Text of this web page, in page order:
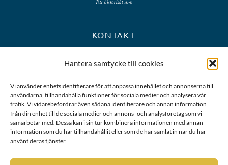
Hantera samtycke till cookies
Vi använder enhetsidentifierare för att anpassa innehållet och annonserna till
användarna, tillhandahålla funktioner för sociala medier och analysera vår
trafik. Vi vidarebefordrar även sådana identifierare och annan information
från din enhet till de sociala medier och annons- och analysföretag som vi
samarbetar med. Dessa kan i sin tur kombinera informationen med annan
information som du har tillhandahållit eller som de har samlat in när du har
använt deras tjänster.
KONTAKT
BESÖKS- OCH POSTADRESS
Riddarhustorget 10
Karta